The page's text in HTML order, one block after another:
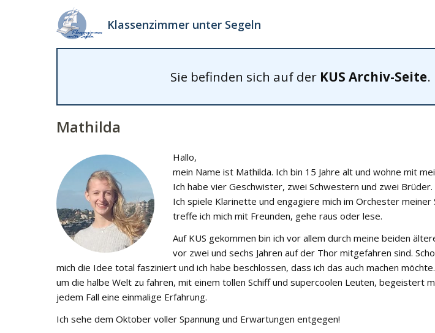
Klassenzimmer unter Segeln
Sie befinden sich auf der KUS Archiv-Seite.
Mathilda
Hallo,
mein Name ist Mathilda. Ich bin 15 Jahre alt und wohne mit
Ich habe vier Geschwis­ter, zwei Schwestern und zwei Brüder.
Ich spiele Klarinette und engagiere mich im Orchester meiner
treffe ich mich mit Freunden, gehe raus oder lese.
Auf KUS gekommen bin ich vor allem durch meine beiden
vor zwei und sechs Jahren auf der Thor mitgefahren sind.
mich die Idee total fasziniert und ich habe beschlossen, dass ich das auch machen
um die halbe Welt zu fahren, mit einem tollen Schiff und supercoolen Leuten, begeistert
jedem Fall eine einmalige Erfahrung.
Ich sehe dem Oktober voller Spannung und Erwartungen entgegen!